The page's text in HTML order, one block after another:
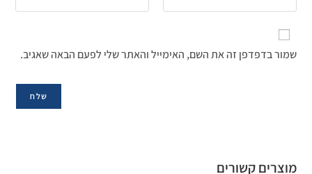
שמור בדפדפן זה את השם, האימייל והאתר שלי לפעם הבאה שאגיב.
מוצרים קשורים